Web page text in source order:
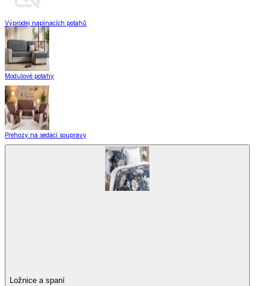
Výprodej napínacích potahů
Modulové potahy
Přehozy na sedací soupravy
Ložnice a spaní